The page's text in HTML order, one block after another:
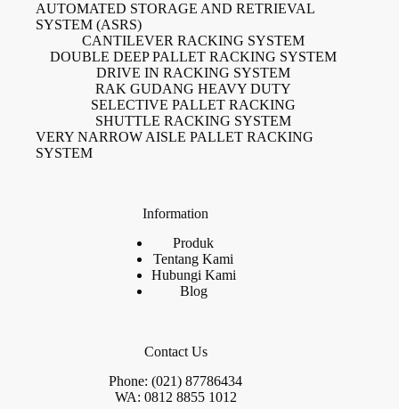
AUTOMATED STORAGE AND RETRIEVAL
SYSTEM (ASRS)
CANTILEVER RACKING SYSTEM
DOUBLE DEEP PALLET RACKING SYSTEM
DRIVE IN RACKING SYSTEM
RAK GUDANG HEAVY DUTY
SELECTIVE PALLET RACKING
SHUTTLE RACKING SYSTEM
VERY NARROW AISLE PALLET RACKING
SYSTEM
Information
Produk
Tentang Kami
Hubungi Kami
Blog
Contact Us
Phone: (021) 87786434
WA: 0812 8855 1012